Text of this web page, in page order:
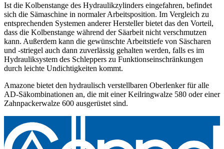
Ist die Kolbenstange des Hydraulikzylinders eingefahren, befindet
sich die Sämaschine in normaler Arbeitsposition. Im Vergleich zu
entsprechenden Systemen anderer Hersteller bietet das den Vorteil,
dass die Kolbenstange während der Säarbeit nicht verschmutzen
kann. Außerdem kann die gewünschte Arbeitstiefe von Säscharen
und -striegel auch dann zuverlässig gehalten werden, falls es im
Hydrauliksystem des Schleppers zu Funktionseinschränkungen
durch leichte Undichtigkeiten kommt.
Amazone bietet den hydraulisch verstellbaren Oberlenker für alle
AD-Säkombinationen an, die mit einer Keilringwalze 580 oder einer
Zahnpackerwalze 600 ausgerüstet sind.